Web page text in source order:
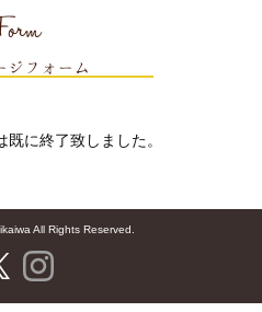
ジフォーム
既に終了致しました。
All Rights Reserved.